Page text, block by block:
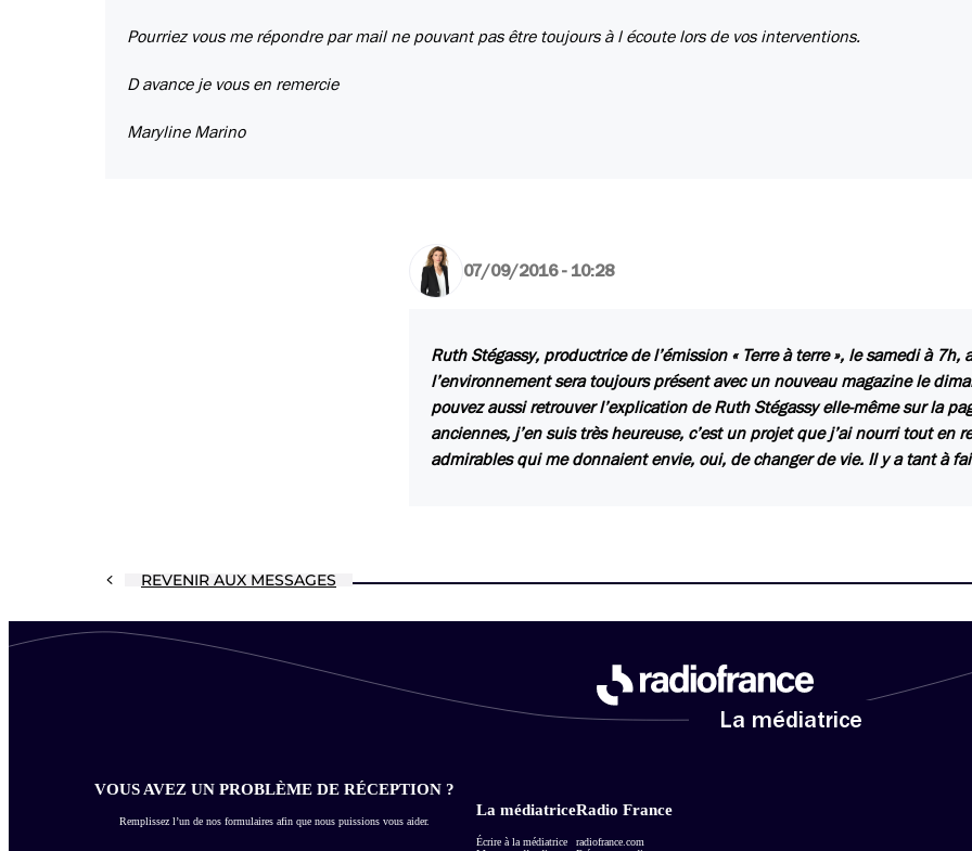
Pourriez vous me répondre par mail ne pouvant pas être toujours à l écoute lors de vos interventions.
D avance je vous en remercie
Maryline Marino
07/09/2016 - 10:28
Ruth Stégassy, productrice de l’émission « Terre à terre », le samedi à 7h,
l’environnement sera toujours présent avec un nouveau magazine le
pouvez aussi retrouver l’explication de Ruth Stégassy elle-même sur la
anciennes, j’en suis très heureuse, c’est un projet que j’ai nourri tout en
admirables qui me donnaient envie, oui, de changer de vie. Il y a tant à
REVENIR AUX MESSAGES
La médiatrice
VOUS AVEZ UN PROBLÈME DE RÉCEPTION ?
Remplissez l’un de nos formulaires afin que nous puissions vous aider.
La médiatrice
Écrire à la médiatrice
Radio France
radiofrance.com